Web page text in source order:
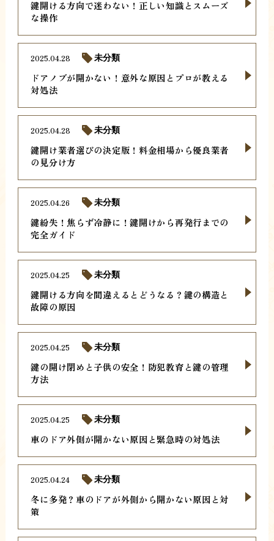
鍵開ける方向で迷わない！正しい知識とスムーズ
な操作
ドアノブが開かない！意外な原因とプロが教える
対処法
2025.04.28 未分類
鍵開け業者選びの決定版！料金相場から優良業者
の見分け方
2025.04.28 未分類
鍵紛失！焦らず冷静に！鍵開けから再発行までの
完全ガイド
2025.04.26 未分類
鍵開ける方向を間違えるとどうなる？鍵の構造と
故障の原因
2025.04.25 未分類
鍵の開け閉めと子供の安全！防犯教育と鍵の管理
方法
2025.04.25 未分類
車のドア外側が開かない原因と緊急時の対処法
2025.04.25 未分類
冬に多発？車のドアが外側から開かない原因と対
策
2025.04.24 未分類